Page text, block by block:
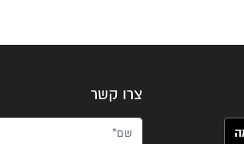
צרו קשר
שם*